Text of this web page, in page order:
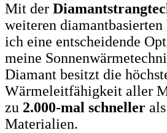
Mit der
weiteren diamantbasierten
ich eine entscheidende
meine
Diamant besitzt die
Wärmeleitfähigkeit aller
zu 2.000-mal schneller
Materialien.